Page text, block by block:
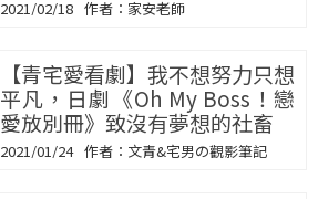
2021/02/18 家安老師
【青宅愛看劇】我不想努力只想
平凡，日劇《Oh My Boss！戀
愛放別冊》致沒有夢想的社畜
2021/01/24 文青&宅男の觀影筆記